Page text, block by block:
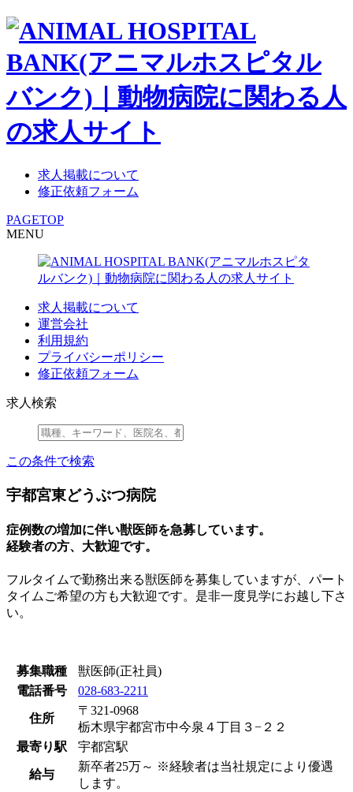
求人掲載について
修正依頼フォーム
PAGETOP
MENU
求人掲載について
運営会社
利用規約
プライバシーポリシー
修正依頼フォーム
求人検索
この条件で検索
宇都宮東どうぶつ病院
症例数の増加に伴い獣医師を急募しています。
経験者の方、大歓迎です。
フルタイムで勤務出来る獣医師を募集していますが、パート
タイムご希望の方も大歓迎です。是非一度見学にお越し下さ
い。
募集職種
獣医師(正社員)
電話番号
028-683-2211
住所
〒321-0968
栃木県宇都宮市中今泉４丁目３−２２
最寄り駅
宇都宮駅
給与
新卒者25万～ ※経験者は当社規定により優遇
します。